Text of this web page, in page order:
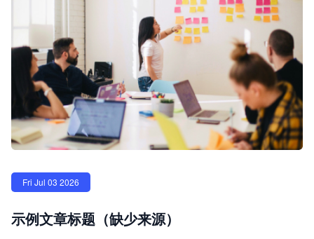
Fri Jul 03 2026
示例文章标题（缺少来源）